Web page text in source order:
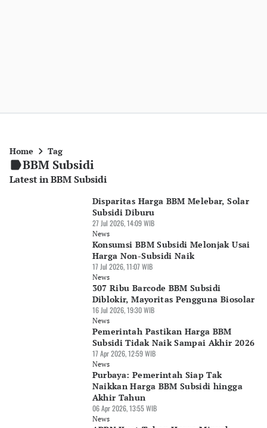
Home Tag
BBM Subsidi
Latest in BBM Subsidi
Disparitas Harga BBM Melebar, Solar
Subsidi Diburu
27 Jul 2026, 14:09 WIB
News
Konsumsi BBM Subsidi Melonjak Usai
Harga Non-Subsidi Naik
17 Jul 2026, 11:07 WIB
News
307 Ribu Barcode BBM Subsidi
Diblokir, Mayoritas Pengguna Biosolar
16 Jul 2026, 19:30 WIB
News
Pemerintah Pastikan Harga BBM
Subsidi Tidak Naik Sampai Akhir 2026
17 Apr 2026, 12:59 WIB
News
Purbaya: Pemerintah Siap Tak
Naikkan Harga BBM Subsidi hingga
Akhir Tahun
06 Apr 2026, 13:55 WIB
News